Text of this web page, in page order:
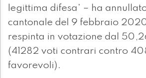
legittima difesa' – ha
cantonale del 9 febbraio
respinta in votazione dal
(41282 voti contrari contro
favorevoli).